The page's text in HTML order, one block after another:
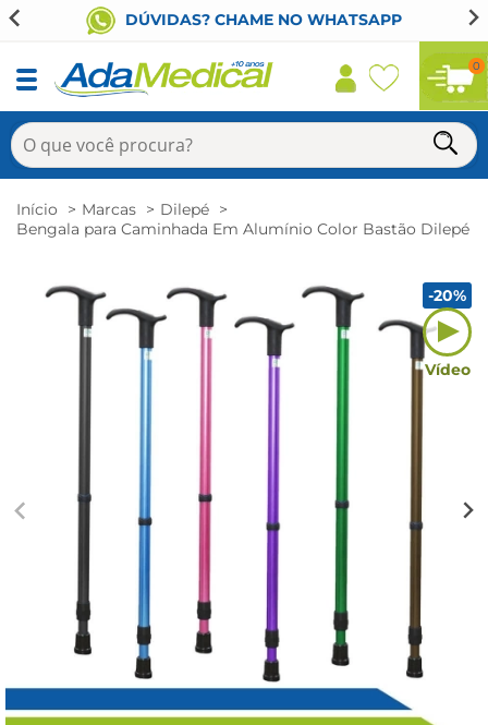
DÚVIDAS? CHAME NO WHATSAPP
0
Início Marcas
Dilepé
Bengala para Caminhada Em Alumínio Color Bastão Dilepé
-20%
Vídeo